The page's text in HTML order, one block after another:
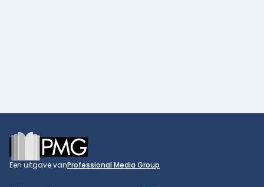
Footer
Een uitgave vanProfessional Media Group